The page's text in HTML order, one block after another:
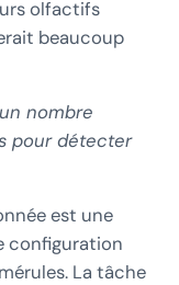
olfactifs
beaucoup
nombre
pour détecter
est une
configuration
La tâche